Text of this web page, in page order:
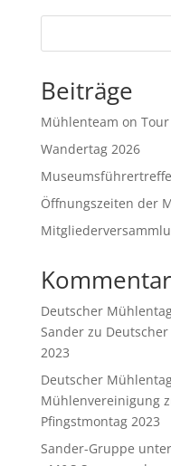
Beiträge
Mühlenteam on Tour
Wandertag 2026
Öffnungszeiten der
Deutscher
Sanderzu
2023
Deutscher
Mühlenvereinigung
Pfingstmontag 2023
Sander-Gruppe